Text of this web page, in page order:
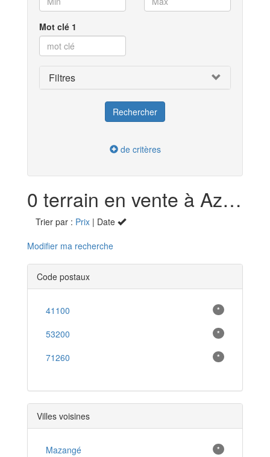
Mot clé 1
Filtres
de critères
0 terrain en vente à Azé (71)
Trier par : Prix | Date
Modifier ma recherche
Code postaux
41100 *
53200 *
71260 *
Villes voisines
Mazangé *